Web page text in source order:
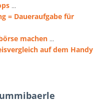
...
= Daueraufgabe für
machen ...
auf dem Handy